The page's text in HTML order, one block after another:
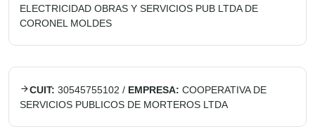
ELECTRICIDAD OBRAS Y SERVICIOS PUB LTDA DE
CORONEL MOLDES
CUIT: 30545755102 / EMPRESA: COOPERATIVA DE
SERVICIOS PUBLICOS DE MORTEROS LTDA